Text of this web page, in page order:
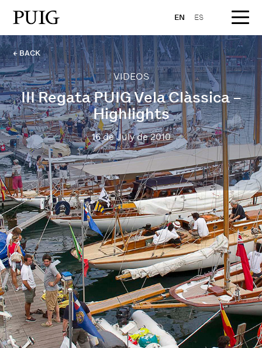
EN ES
← BACK
VIDEOS
III Regata PUIG Vela Clàssica –
Highlights
16 de July de 2010